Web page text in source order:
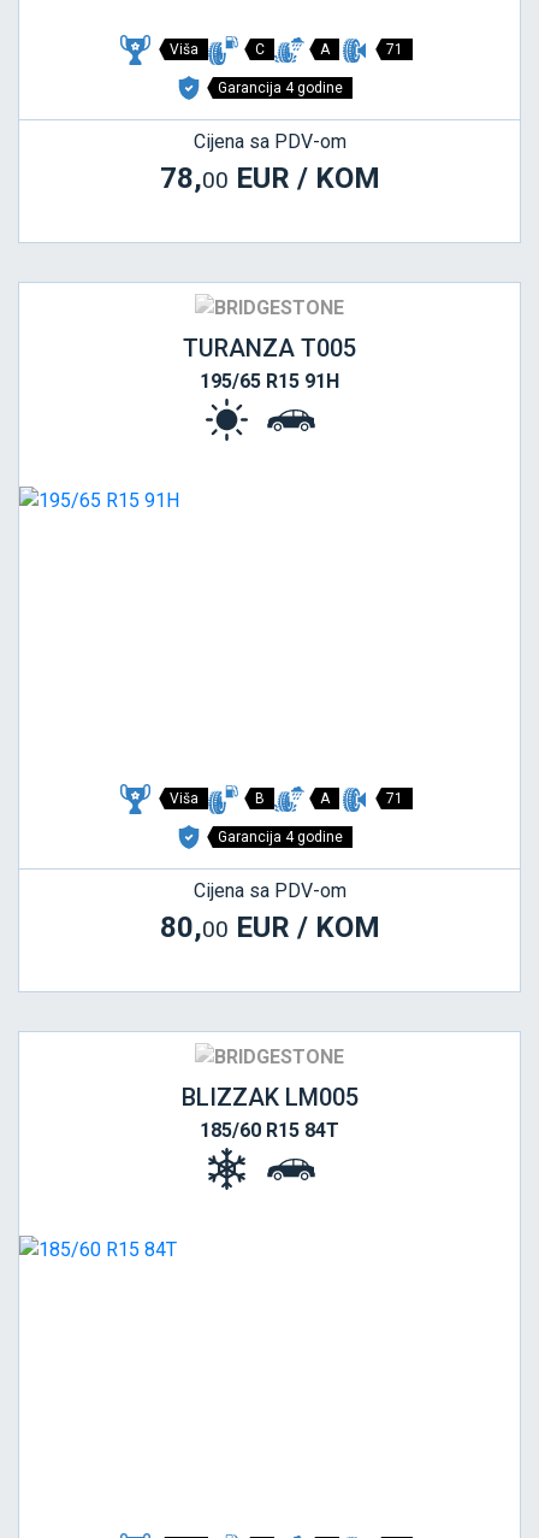
Viša C A 71
Garancija 4 godine
Cijena sa PDV-om
78,00 EUR / KOM
TURANZA T005
195/65 R15 91H
Viša B A 71
Garancija 4 godine
Cijena sa PDV-om
80,00 EUR / KOM
BLIZZAK LM005
185/60 R15 84T